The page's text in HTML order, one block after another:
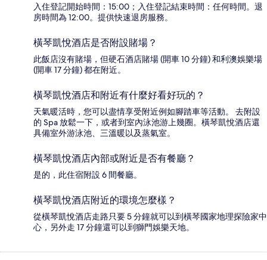
入住登記開始時間：15:00；入住登記結束時間：任何時間。退
房時間為 12:00。提供快速退房服務。
橫琴凱悅酒店是否附設賭場？
此飯店沒有賭場，但硬石酒店賭場 (開車 10 分鐘) 和利澳娛樂場
(開車 17 分鐘) 都在附近。
橫琴凱悅酒店和附近有什麼好看好玩的？
天氣暖活時，您可以盡情享受附近例如腳踏車等活動。 去附設
的 Spa 放鬆一下，或者到室內泳池游上幾圈。橫琴凱悅酒店還
具備室外游泳池、三溫暖以及蒸氣室。
橫琴凱悅酒店內部或附近是否有餐廳？
是的，此住宿附設 6 間餐廳。
橫琴凱悅酒店附近的環境怎麼樣？
從橫琴凱悅酒店走路只要 5 分鐘就可以到橫琴國家地理探險家中
心，另外走 17 分鐘還可以到獅門娛樂天地。